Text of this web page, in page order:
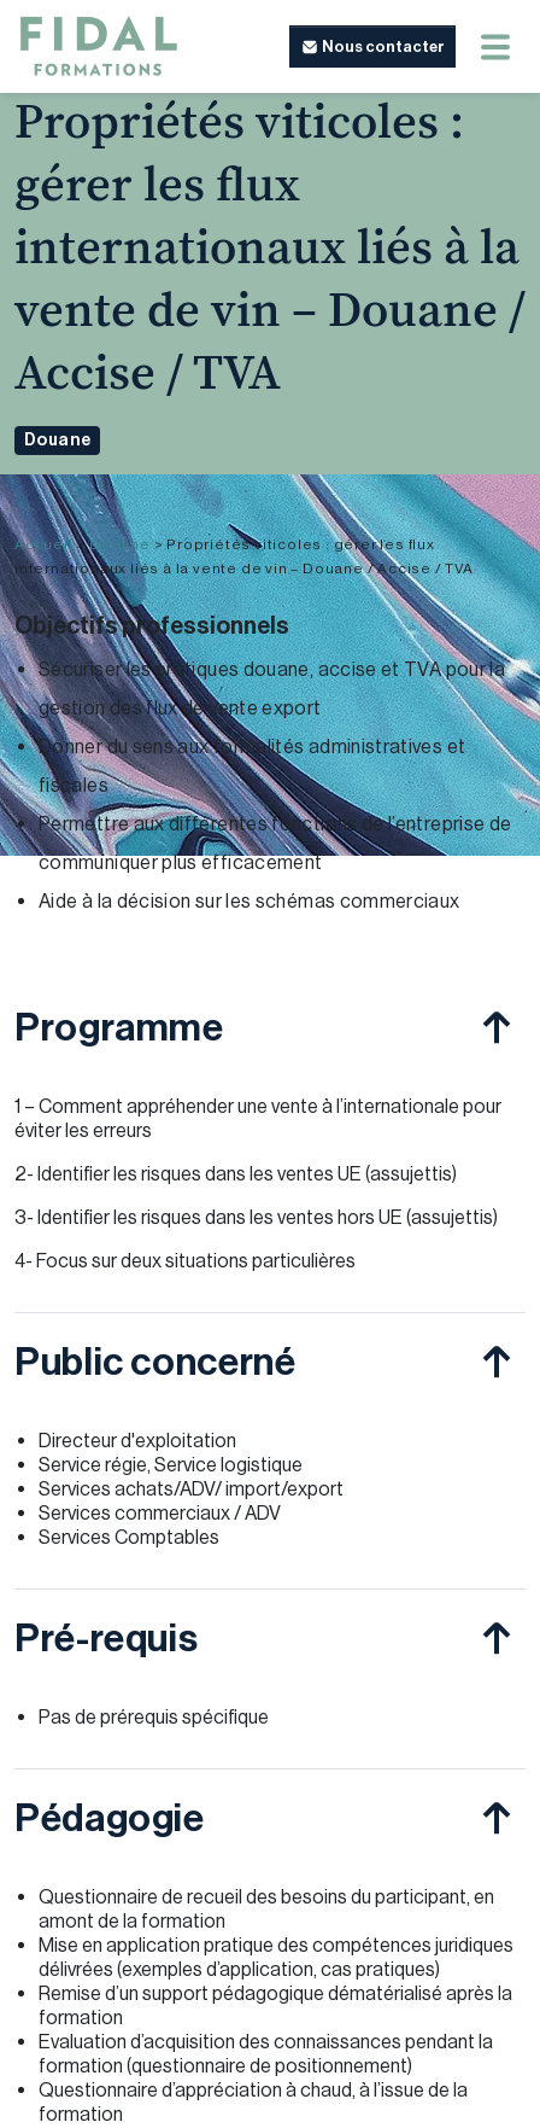
Nous contacter
Propriétés viticoles :
gérer les flux
internationaux liés à la
vente de vin – Douane /
Accise / TVA
Douane
Accueil>Douane >Propriétés viticoles : gérer les flux
internationaux liés à la vente de vin – Douane / Accise / TVA
Objectifs professionnels
Sécuriser les pratiques douane, accise et TVA pour la
gestion des flux de vente export
Donner du sens aux formalités administratives et
fiscales
Permettre aux différentes fonctions de l’entreprise de
communiquer plus efficacement
Aide à la décision sur les schémas commerciaux
Programme
1 – Comment appréhender une vente à l’internationale pour
éviter les erreurs
2- Identifier les risques dans les ventes UE (assujettis)
3- Identifier les risques dans les ventes hors UE (assujettis)
4- Focus sur deux situations particulières
Public concerné
Directeur d'exploitation
Service régie, Service logistique
Services achats/ADV/ import/export
Services commerciaux / ADV
Services Comptables
Pré-requis
Pas de prérequis spécifique
Pédagogie
Questionnaire de recueil des besoins du participant, en
amont de la formation
Mise en application pratique des compétences juridiques
délivrées (exemples d’application, cas pratiques)
Remise d’un support pédagogique dématérialisé après la
formation
Evaluation d’acquisition des connaissances pendant la
formation (questionnaire de positionnement)
Questionnaire d’appréciation à chaud, à l’issue de la
formation